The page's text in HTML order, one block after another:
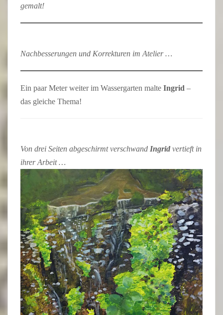
gemalt!
Nachbesserungen und Korrekturen im Atelier …
Ein paar Meter weiter im Wassergarten malte Ingrid –
das gleiche Thema!
Von drei Seiten abgeschirmt verschwand Ingrid vertieft in
ihrer Arbeit …